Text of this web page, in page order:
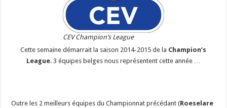
CEV Champion’s League
Cette semaine démarrait la saison 2014-2015 de la Champion’s
League. 3 équipes belges nous représentent cette année …
Outre les 2 meilleurs équipes du Championnat précédant (Roeselare